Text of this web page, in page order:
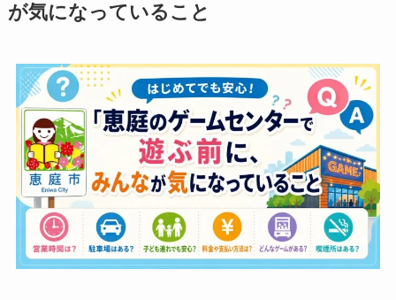
が気になっていること